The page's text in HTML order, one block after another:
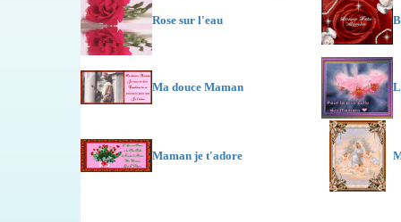
Rose sur l'eau
Ma douce Maman
Maman je t'adore